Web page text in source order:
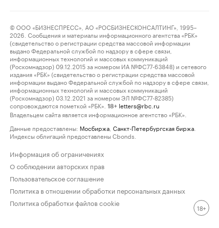
© ООО «БИЗНЕСПРЕСС», АО «РОСБИЗНЕСКОНСАЛТИНГ», 1995–
2026. Сообщения и материалы информационного агентства «РБК»
(свидетельство о регистрации средства массовой информации
выдано Федеральной службой по надзору в сфере связи,
информационных технологий и массовых коммуникаций
(Роскомнадзор) 09.12.2015 за номером ИА №ФС77-63848) и сетевого
издания «РБК» (свидетельство о регистрации средства массовой
информации выдано Федеральной службой по надзору в сфере связи,
информационных технологий и массовых коммуникаций
(Роскомнадзор) 03.12.2021 за номером ЭЛ №ФС77-82385)
сопровождаются пометкой «РБК».
18+ letters@rbc.ru
Владельцем сайта является информационное агентство «РБК».
Данные предоставлены: Мосбиржа Санкт-Петербургская биржа
Индексы облигаций предоставлены Cbonds.
Информация об ограничениях
О соблюдении авторских прав
Пользовательское соглашение
Политика в отношении обработки персональных данных
Политика обработки файлов cookie
18+